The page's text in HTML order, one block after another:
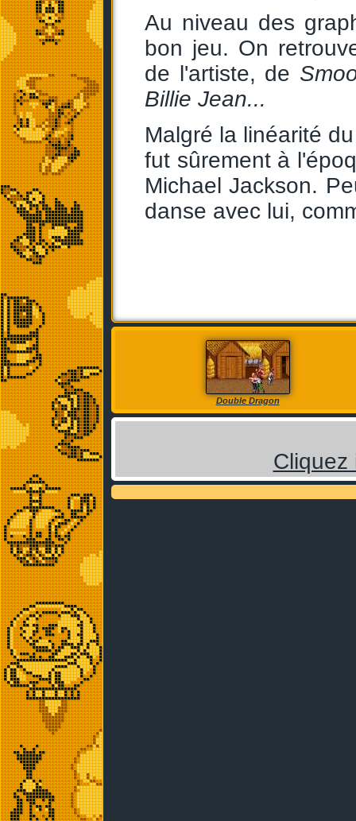
Au niveau des
bon jeu. On
de l'artiste, de
Billie Jean...
Malgré la linéarité
fut sûrement à
Michael Jackson.
danse avec lui,
Double Dragon
Cliquez